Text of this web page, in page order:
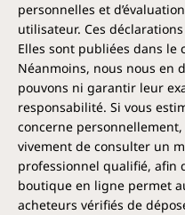
personnelles et
utilisateur. Ces
Elles sont publiées dans le
Néanmoins, nous nous en
pouvons ni garantir leur
responsabilité. Si vous
concerne
vivement de consulter un
professionnel qualifié, afin
boutique en ligne permet
acheteurs vérifiés de